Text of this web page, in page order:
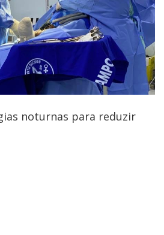
noturnas para reduzir